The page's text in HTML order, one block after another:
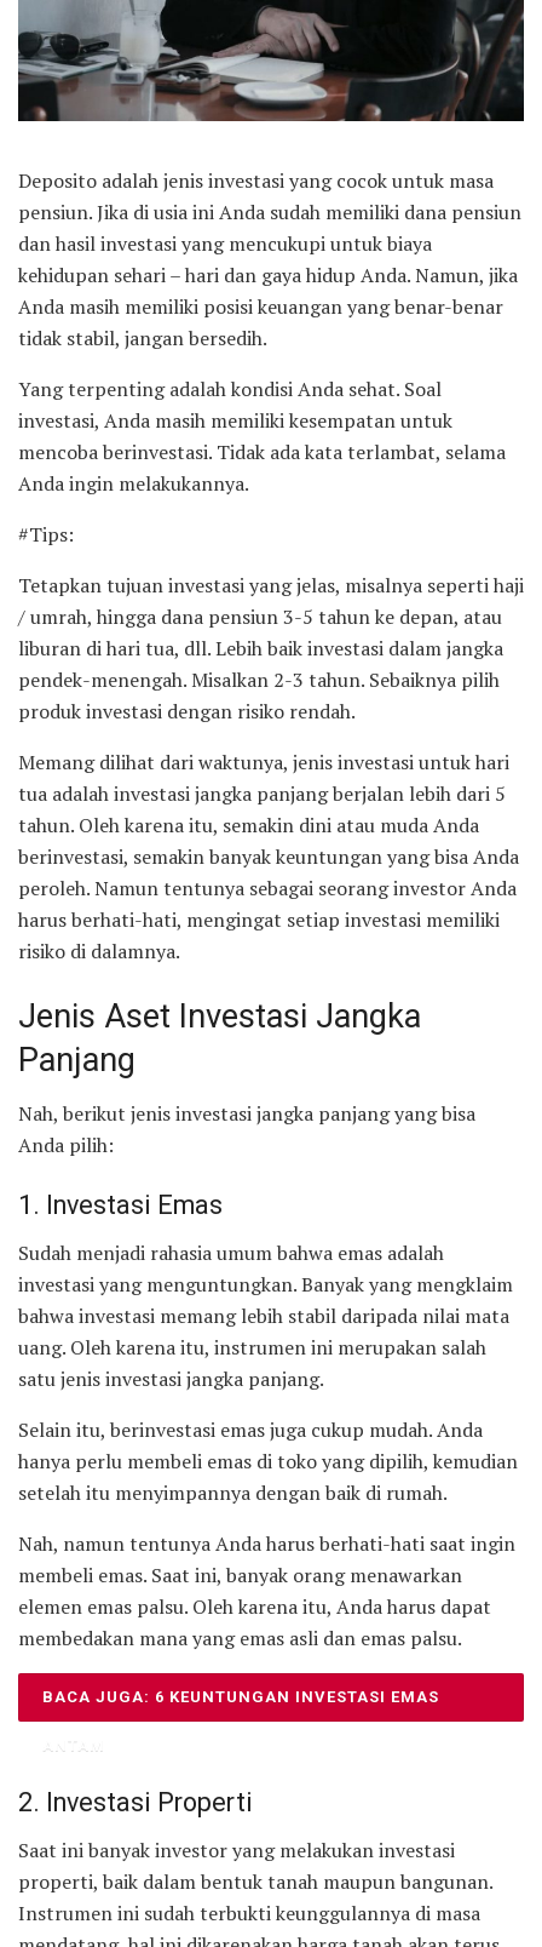
Deposito adalah jenis investasi yang cocok untuk masa
pensiun. Jika di usia ini Anda sudah memiliki dana pensiun
dan hasil investasi yang mencukupi untuk biaya
kehidupan sehari – hari dan gaya hidup Anda. Namun, jika
Anda masih memiliki posisi keuangan yang benar-benar
tidak stabil, jangan bersedih.
Yang terpenting adalah kondisi Anda sehat. Soal
investasi, Anda masih memiliki kesempatan untuk
mencoba berinvestasi. Tidak ada kata terlambat, selama
Anda ingin melakukannya.
#Tips:
Tetapkan tujuan investasi yang jelas, misalnya seperti haji
/ umrah, hingga dana pensiun 3-5 tahun ke depan, atau
liburan di hari tua, dll. Lebih baik investasi dalam jangka
pendek-menengah. Misalkan 2-3 tahun. Sebaiknya pilih
produk investasi dengan risiko rendah.
Memang dilihat dari waktunya, jenis investasi untuk hari
tua adalah investasi jangka panjang berjalan lebih dari 5
tahun. Oleh karena itu, semakin dini atau muda Anda
berinvestasi, semakin banyak keuntungan yang bisa Anda
peroleh. Namun tentunya sebagai seorang investor Anda
harus berhati-hati, mengingat setiap investasi memiliki
risiko di dalamnya.
Jenis Aset Investasi Jangka
Panjang
Nah, berikut jenis investasi jangka panjang yang bisa
Anda pilih:
1. Investasi Emas
Sudah menjadi rahasia umum bahwa emas adalah
investasi yang menguntungkan. Banyak yang mengklaim
bahwa investasi memang lebih stabil daripada nilai mata
uang. Oleh karena itu, instrumen ini merupakan salah
satu jenis investasi jangka panjang.
Selain itu, berinvestasi emas juga cukup mudah. Anda
hanya perlu membeli emas di toko yang dipilih, kemudian
setelah itu menyimpannya dengan baik di rumah.
Nah, namun tentunya Anda harus berhati-hati saat ingin
membeli emas. Saat ini, banyak orang menawarkan
elemen emas palsu. Oleh karena itu, Anda harus dapat
membedakan mana yang emas asli dan emas palsu.
BACA JUGA: 6 KEUNTUNGAN INVESTASI EMAS
2. Investasi Properti
Saat ini banyak investor yang melakukan investasi
properti, baik dalam bentuk tanah maupun bangunan.
Instrumen ini sudah terbukti keunggulannya di masa